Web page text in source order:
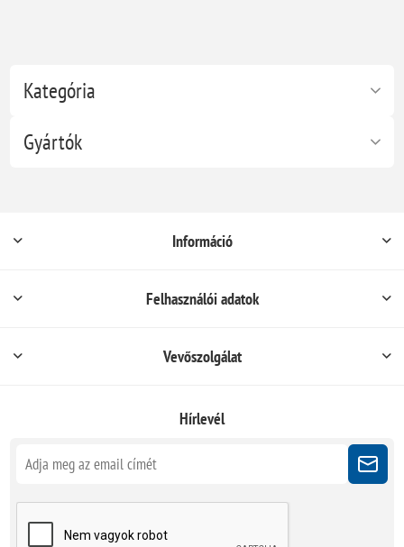
Kategória
Gyártók
Információ
Felhasználói adatok
Vevőszolgálat
Hírlevél